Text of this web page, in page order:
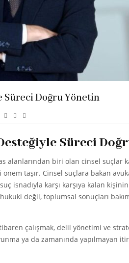
Süreci Doğru Yönetin
Süreci
alanlarından biri olan cinsel suçlar
taşır. Cinsel suçlara bakan
isnadıyla karşı karşıya kalan kişinin
değil, toplumsal sonuçları
çalışmak, delil yönetimi ve
ya da zamanında yapılmayan